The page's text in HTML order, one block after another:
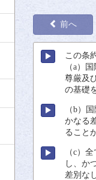
前へ
この条
（a）
尊厳及
の基礎
（b）
かなる
ること
（c）全
し、か
差別 な